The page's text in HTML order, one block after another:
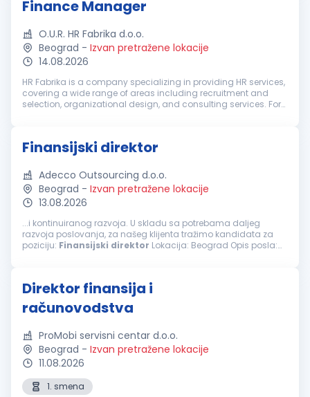
Finance Manager
O.U.R. HR Fabrika d.o.o.
Beograd - Izvan pretražene lokacije
14.08.2026
HR Fabrika is a company specializing in providing HR services,
covering a wide range of areas including recruitment and
selection, organizational design, and consulting services. For
Finansijski direktor
Adecco Outsourcing d.o.o.
Beograd - Izvan pretražene lokacije
13.08.2026
...i kontinuiranog razvoja. U skladu sa potrebama daljeg
razvoja poslovanja, za našeg klijenta tražimo kandidata za
poziciju: Finansijski direktor Lokacija: Beograd Opis posla:
Direktor finansija i
računovodstva
ProMobi servisni centar d.o.o.
Beograd - Izvan pretražene lokacije
11.08.2026
1. smena